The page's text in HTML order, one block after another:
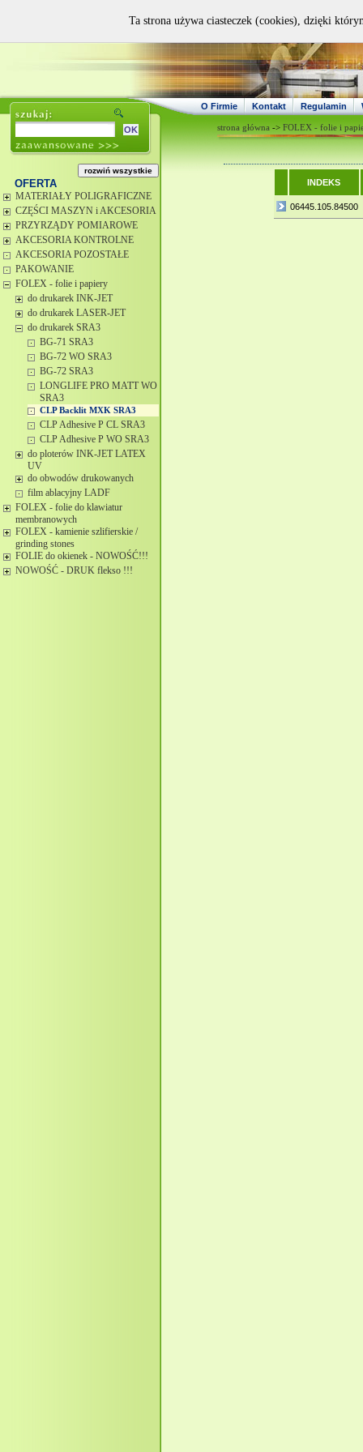
O Firmie Kontakt Regulamin
OFERTA
MATERIAŁY POLIGRAFICZNE
CZĘŚCI MASZYN i AKCESORIA
PRZYRZĄDY POMIAROWE
AKCESORIA KONTROLNE
AKCESORIA POZOSTAŁE
PAKOWANIE
FOLEX - folie i papiery
do drukarek INK-JET
do drukarek LASER-JET
do drukarek SRA3
BG-71 SRA3
BG-72 WO SRA3
BG-72 SRA3
LONGLIFE PRO MATT WO
SRA3
CLP Backlit MXK SRA3
CLP Adhesive P CL SRA3
CLP Adhesive P WO SRA3
do ploterów INK-JET LATEX
UV
do obwodów drukowanych
film ablacyjny LADF
FOLEX - folie do klawiatur
membranowych
FOLEX - kamienie szlifierskie /
grinding stones
FOLIE do okienek - NOWOŚĆ!!!
NOWOŚĆ - DRUK flekso !!!
strona główna -> FOLEX - folie i
INDEKS
06445.105.84500
Ta strona używa ciasteczek (cookies), dzięki